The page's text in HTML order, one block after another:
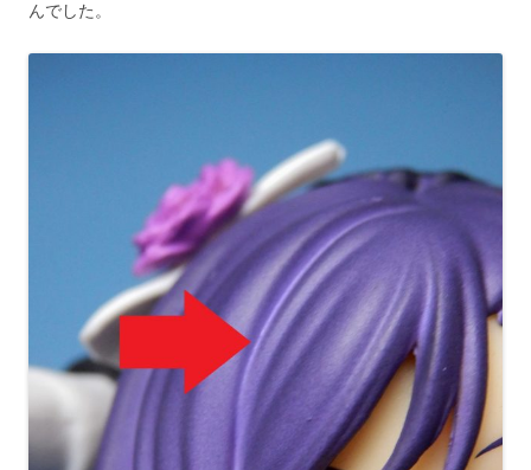
んでした。